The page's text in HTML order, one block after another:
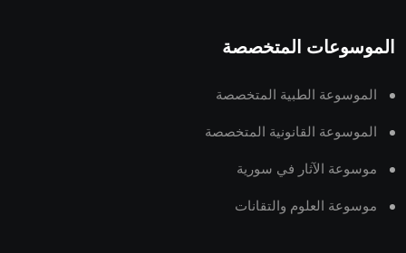
الموسوعات المتخصصة
الموسوعة الطبية المتخصصة
الموسوعة القانونية المتخصصة
موسوعة الآثار في سورية
موسوعة العلوم والتقانات